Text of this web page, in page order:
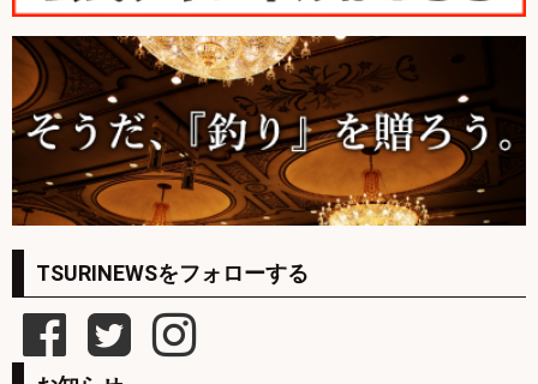
TSURINEWSをフォローする